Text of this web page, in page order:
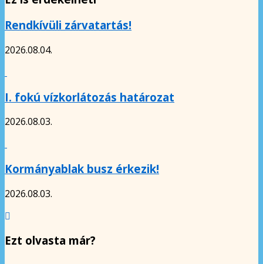
Rendkívüli zárvatartás!
2026.08.04.
I. fokú vízkorlátozás határozat
2026.08.03.
Kormányablak busz érkezik!
2026.08.03.
Ezt olvasta már?